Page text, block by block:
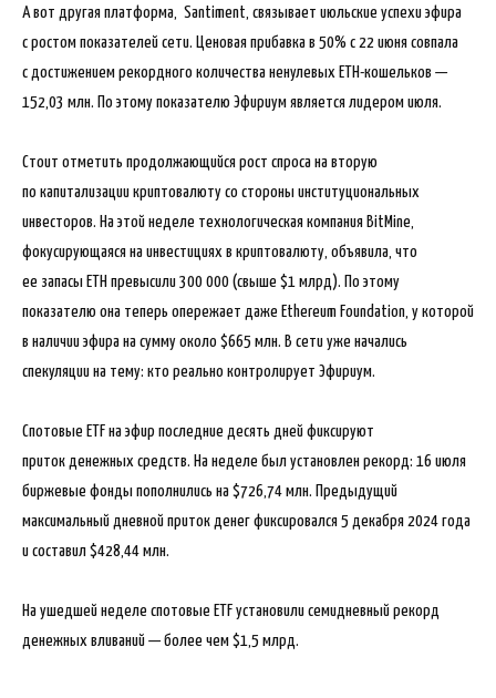
А вот другая платформа, Santiment, связывает июльские успехи эфира
с ростом показателей сети. Ценовая прибавка в 50% с 22 июня совпала
с достижением рекордного количества ненулевых ETH-кошельков —
152,03 млн. По этому показателю Эфириум является лидером июля.
Стоит отметить продолжающийся рост спроса на вторую
по капитализации криптовалюту со стороны институциональных
инвесторов. На этой неделе технологическая компания BitMine,
фокусирующаяся на инвестициях в криптовалюту, объявила, что
ее запасы ETH превысили 300 000 (свыше $1 млрд). По этому
показателю она теперь опережает даже Ethereum Foundation, у которой
в наличии эфира на сумму около $665 млн. В сети уже начались
спекуляции на тему: кто реально контролирует Эфириум.
Спотовые ETF на эфир последние десять дней фиксируют
приток денежных средств. На неделе был установлен рекорд: 16 июля
биржевые фонды пополнились на $726,74 млн. Предыдущий
максимальный дневной приток денег фиксировался 5 декабря 2024 года
и составил $428,44 млн.
На ушедшей неделе спотовые ETF установили семидневный рекорд
денежных вливаний — более чем $1,5 млрд.